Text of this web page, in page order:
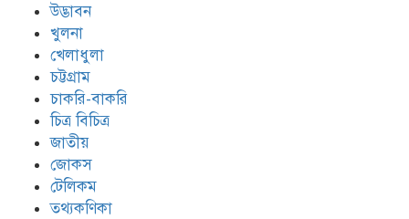
উদ্ভাবন
খুলনা
খেলাধুলা
চট্টগ্রাম
চাকরি-বাকরি
চিত্র বিচিত্র
জাতীয়
জোকস
টেলিকম
তথ্যকণিকা